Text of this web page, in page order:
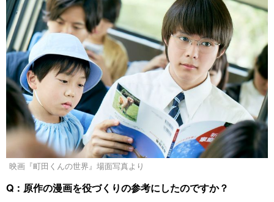
映画『町田くんの世界』場面写真より
Q：原作の漫画を役づくりの参考にしたのですか？